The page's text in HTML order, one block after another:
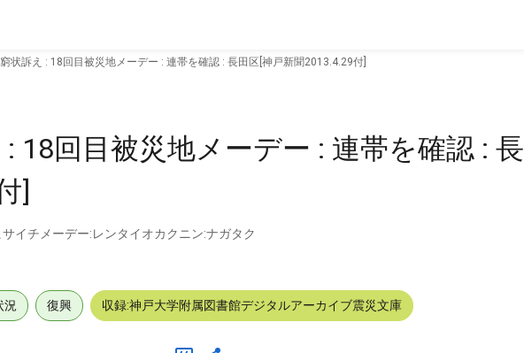
状訴え : 18回目被災地メーデー : 連帯を確認 : 長田区[神戸新聞2013.4.29付]
回目被災地メーデー : 連帯を確認 : 長
]
イチメーデー:レンタイオカクニン:ナガタク
況 復興 収録:神戸大学附属図書館デジタルアーカイブ震災文庫